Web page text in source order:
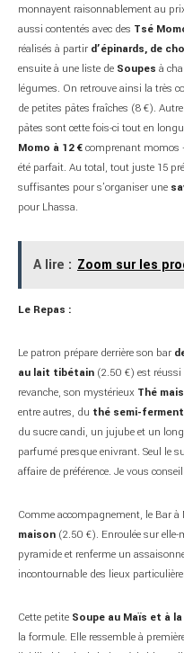
monnayent raisonnablement au
aussi contentés avec des Tsé
réalisés à partir d’épinards, de
ensuite à une liste de Soupes à
légumes. On retrouve ainsi la très
de petites pâtes fraîches (8 €).
pâtes sont cette fois-ci tout en
Momo à 12 €comprenant momos
été parfait. Au total, tout juste 15
suffisantes pour s’organiser une
pour Lhassa.
A lire : Zoom sur les
Le Repas :
Le patron prépare derrière son bar
au lait tibétain (2.50 €) est
revanche, son mystérieux Thé
entre autres, du thé semi-
du sucre candi, un jujube et un
parfumé presque enivrant. Seul le
affaire de préférence. Je vous
Comme accompagnement, le Bar
maison (2.50 €). Enroulée sur
pyramide et renferme un
incontournable des lieux
Cette petite Soupe au Maïs et à
la formule. Elle ressemble à